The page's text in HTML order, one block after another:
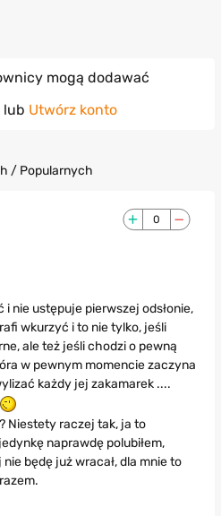
mogą dodawać
lub Utwórz konto
/ Popularnych
0
nie ustępuje pierwszej odsłonie,
wkurzyć i to nie tylko, jeśli
ale też jeśli chodzi o pewną
w pewnym momencie zaczyna
każdy jej zakamarek ....
Niestety raczej tak, ja to
naprawdę polubiłem,
będę już wracał, dla mnie to